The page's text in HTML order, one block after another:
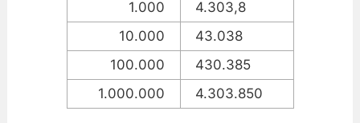
1.000
4.303,8
10.000
43.038
100.000
430.385
1.000.000
4.303.850